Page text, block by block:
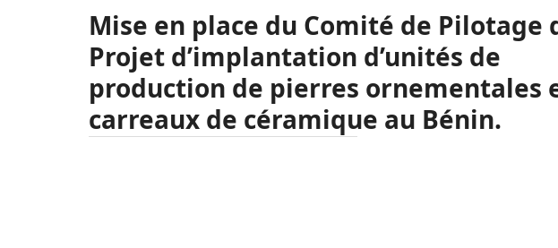
Mise en place du Comité de Pilotage
Projet d’implantation d’unités de
production de pierres ornementales
carreaux de céramique au Bénin.